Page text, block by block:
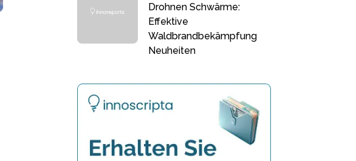
Drohnen Schwärme:
Effektive
Waldbrandbekämpfung
Neuheiten